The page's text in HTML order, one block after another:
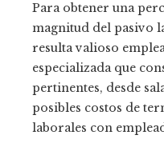
Para obtener una
magnitud del pasivo
resulta valioso
especializada que
pertinentes, desde
posibles costos de
laborales con